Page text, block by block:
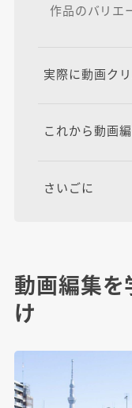
作品のバリエ
実際に動画ク
これから動画
さいごに
動画編集を
け